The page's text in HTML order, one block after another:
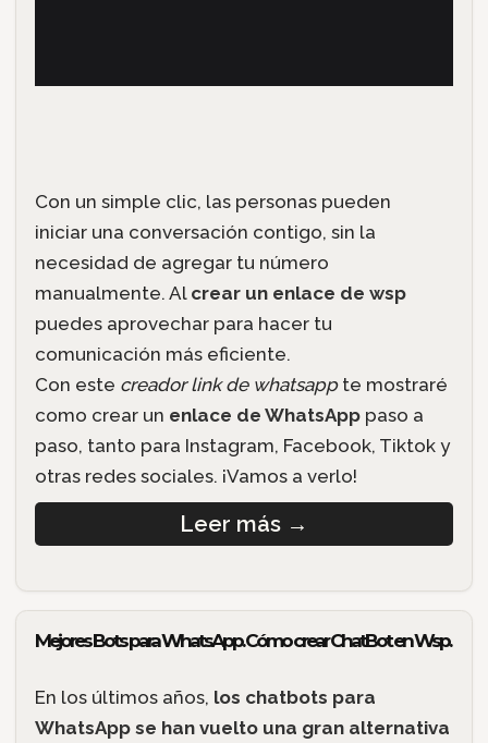
Con un simple clic, las personas pueden
iniciar una conversación contigo, sin la
necesidad de agregar tu número
manualmente. Al crear un enlace de wsp
puedes aprovechar para hacer tu
comunicación más eficiente.
Con este creador link de whatsappte mostraré
como crear un enlace de WhatsApppaso a
paso, tanto para Instagram, Facebook, Tiktok y
otras redes sociales. ¡Vamos a verlo!
Leer más →
Mejores Bots para WhatsApp. Cómo crear ChatBot en Wsp.
En los últimos años, los chatbots para
WhatsApp se han vuelto una gran alternativa